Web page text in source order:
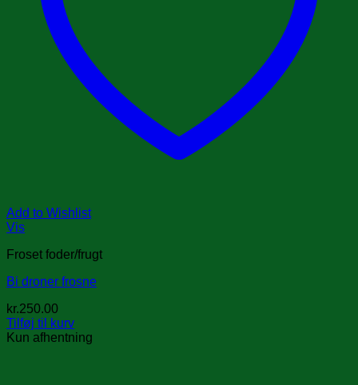
Add to Wishlist
Vis
Froset foder/frugt
Bi droner frosne
kr.250.00
Tilføj til kurv
Kun afhentning